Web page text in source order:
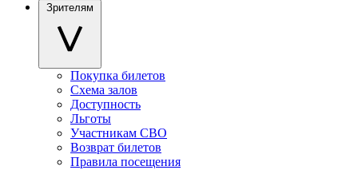
Зрителям
Покупка билетов
Схема залов
Доступность
Льготы
Участникам СВО
Возврат билетов
Правила посещения